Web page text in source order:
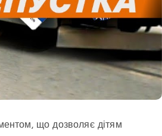
що дозволяє дітям